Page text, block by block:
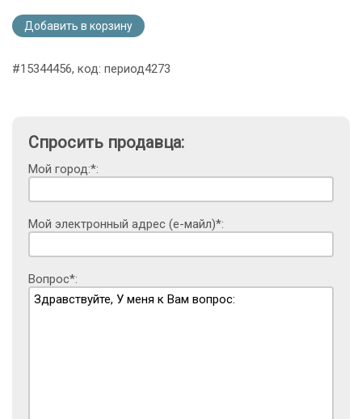
Добавить в корзину
#15344456, код: период4273
Спросить продавца:
Мой город:*:
Мой электронный адрес (е-майл)*:
Вопрос*: